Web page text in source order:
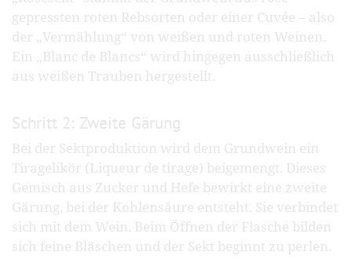
gepressten roten Rebsorten oder einer Cuvée – also
der „Vermählung“ von weißen und roten Weinen.
Ein „Blanc de Blancs“ wird hingegen ausschließlich
aus weißen Trauben hergestellt.
Schritt 2: Zweite Gärung
Bei der Sektproduktion wird dem Grundwein ein
Tiragelikör (Liqueur de tirage) beigemengt. Dieses
Gemisch aus Zucker und Hefe bewirkt eine zweite
Gärung, bei der Kohlensäure entsteht. Sie verbindet
sich mit dem Wein. Beim Öffnen der Flasche bilden
sich feine Bläschen und der Sekt beginnt zu perlen.